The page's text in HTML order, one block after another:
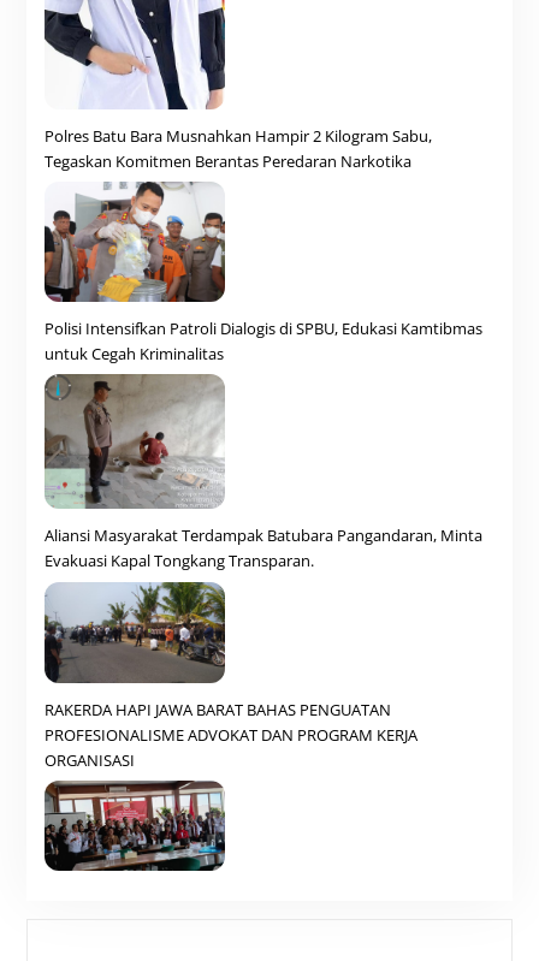
Polres Batu Bara Musnahkan Hampir 2 Kilogram Sabu,
Tegaskan Komitmen Berantas Peredaran Narkotika
Polisi Intensifkan Patroli Dialogis di SPBU, Edukasi Kamtibmas
untuk Cegah Kriminalitas
Aliansi Masyarakat Terdampak Batubara Pangandaran, Minta
Evakuasi Kapal Tongkang Transparan.
RAKERDA HAPI JAWA BARAT BAHAS PENGUATAN
PROFESIONALISME ADVOKAT DAN PROGRAM KERJA
ORGANISASI